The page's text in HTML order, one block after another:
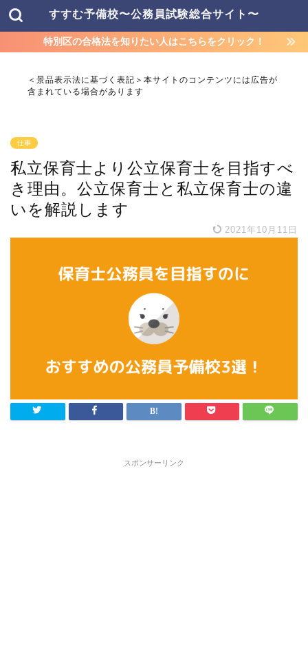
すすむ予備校〜公務員試験総合サイト〜
特別区の合格法を知りたい人はこちらをクリック！
＜景品表示法に基づく表記＞本サイトのコンテンツには広告が
含まれている場合があります
仕事
私立保育士より公立保育士を目指すべ
き理由。公立保育士と私立保育士の違
いを解説します
2021年10月11日
スポンサーリンク